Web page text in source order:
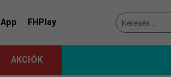
App FHPlay
Keresés
a
AKCIÓK